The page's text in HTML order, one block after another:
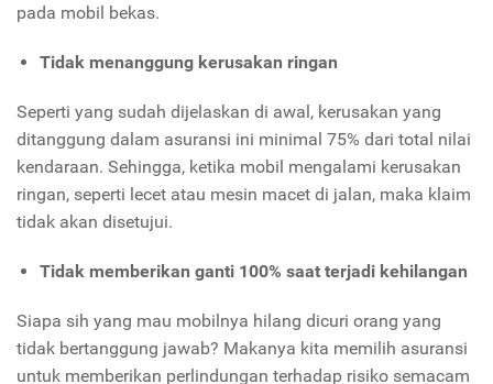
pada mobil bekas.
Tidak menanggung kerusakan ringan
Seperti yang sudah dijelaskan di awal, kerusakan yang
ditanggung dalam asuransi ini minimal 75% dari total nilai
kendaraan. Sehingga, ketika mobil mengalami kerusakan
ringan, seperti lecet atau mesin macet di jalan, maka klaim
tidak akan disetujui.
Tidak memberikan ganti 100% saat terjadi kehilangan
Siapa sih yang mau mobilnya hilang dicuri orang yang
tidak bertanggung jawab? Makanya kita memilih asuransi
untuk memberikan perlindungan terhadap risiko semacam